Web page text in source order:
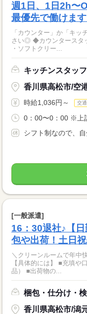
週1日、1日2h〜
最優先で働けます
「カウンター」か「キ
さい◎ ◆カウンタースタッフ ・レジでの接客、注文 ・ドリンク作り
・ソフトクリー...
キッチンスタッフ
香川県高松市/空
時給1,036円～ 交
0：00〜0：00 ※上
シフト制なので、
[一般派遣]
16：30退社♪【
包や出荷！土日
＼クリーンルームで年中快適／ ★土日祝休みでプラ
【具体的には】 ■充填や
品） ■出荷物の...
梱包・仕分け・
香川県高松市/潟